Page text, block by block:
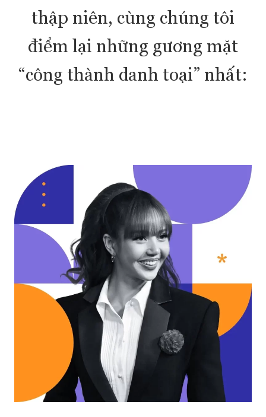
thập niên, cùng chúng tôi
điểm lại những gương mặt
“công thành danh toại” nhất: